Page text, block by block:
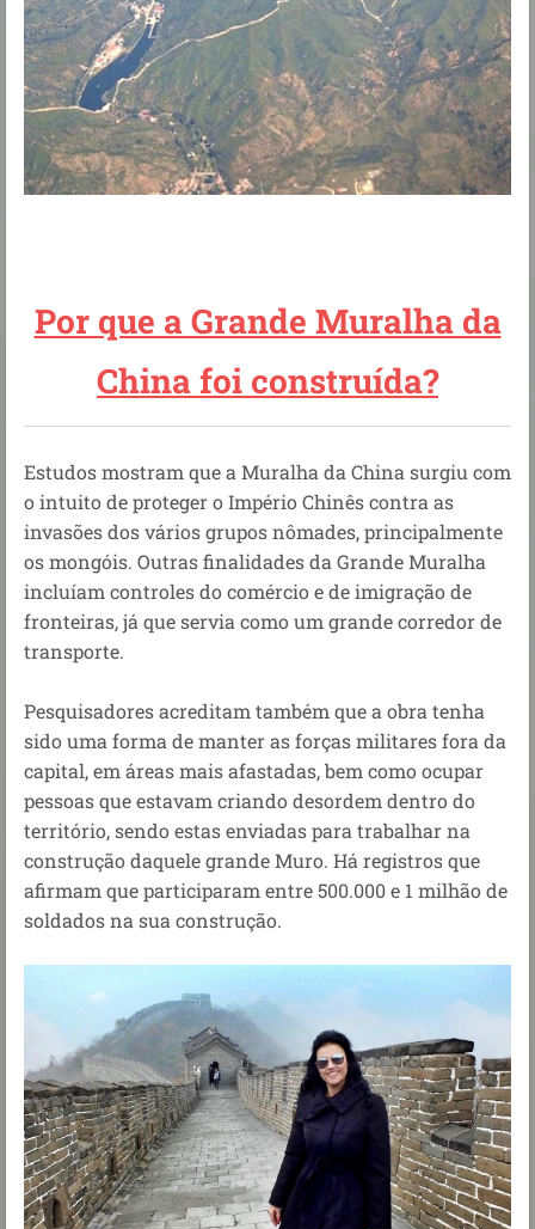
Por que a Grande Muralha da
China foi construída?
Estudos mostram que a Muralha da China surgiu com
o intuito de proteger o Império Chinês contra as
invasões dos vários grupos nômades, principalmente
os mongóis. Outras finalidades da Grande Muralha
incluíam controles do comércio e de imigração de
fronteiras, já que servia como um grande corredor de
transporte.
Pesquisadores acreditam também que a obra tenha
sido uma forma de manter as forças militares fora da
capital, em áreas mais afastadas, bem como ocupar
pessoas que estavam criando desordem dentro do
território, sendo estas enviadas para trabalhar na
construção daquele grande Muro. Há registros que
afirmam que participaram entre 500.000 e 1 milhão de
soldados na sua construção.